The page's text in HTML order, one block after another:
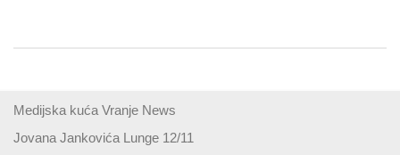
Medijska kuća Vranje News
Jovana Jankovića Lunge 12/11